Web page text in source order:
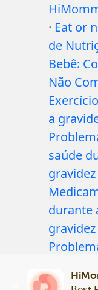
· Eat or
de
Bebê:
Não
a
saúde
gravidez
durante
gravidez
Articles